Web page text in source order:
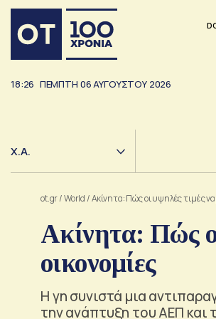
18:26 ΠΕΜΠΤΗ 06ΑΥΓΟΥΣΤΟΥ 2026
Χ.Α.
ot.gr/World /Ακίνητα: Πώς οι υψηλές τιμές
Ακίνητα: Πώς
οικονομίες
Η γη συνιστά μια
την ανάπτυξη του ΑΕΠ και